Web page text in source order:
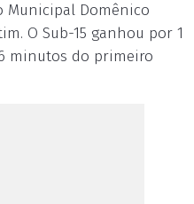
Municipal Domênico
O Sub-15 ganhou por 1
minutos do primeiro